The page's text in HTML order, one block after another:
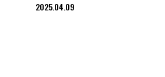
2025.04.09